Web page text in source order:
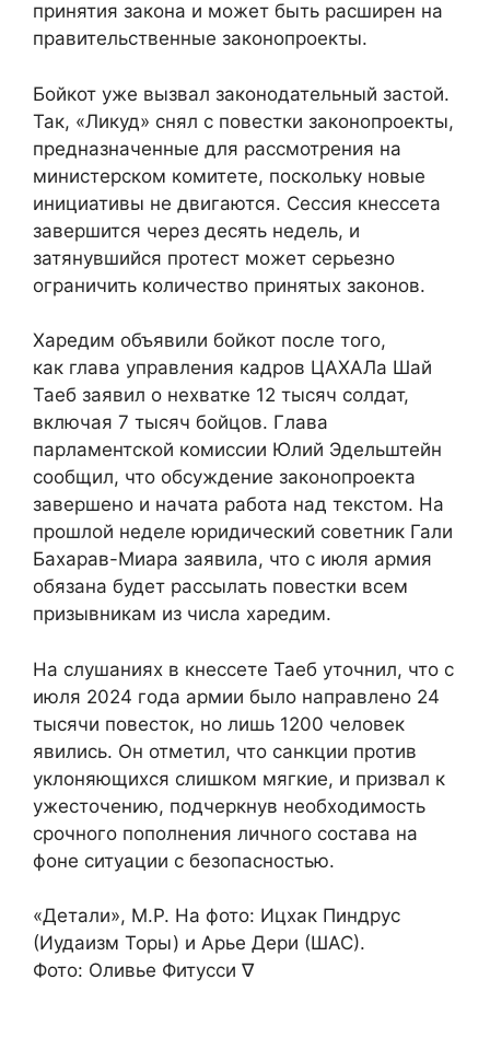
принятия закона и может быть расширен на
правительственные законопроекты.
Бойкот уже вызвал законодательный застой.
Так, «Ликуд» снял с повестки законопроекты,
предназначенные для рассмотрения на
министерском комитете, поскольку новые
инициативы не двигаются. Сессия кнессета
завершится через десять недель, и
затянувшийся протест может серьезно
ограничить количество принятых законов.
Харедим объявили бойкот после того,
как глава управления кадров ЦАХАЛа Шай
Таеб заявил о нехватке 12 тысяч солдат,
включая 7 тысяч бойцов. Глава
парламентской комиссии Юлий Эдельштейн
сообщил, что обсуждение законопроекта
завершено и начата работа над текстом. На
прошлой неделе юридический советник Гали
Бахарав-Миара заявила, что с июля армия
обязана будет рассылать повестки всем
призывникам из числа харедим.
На слушаниях в кнессете Таеб уточнил, что с
июля 2024 года армии было направлено 24
тысячи повесток, но лишь 1200 человек
явились. Он отметил, что санкции против
уклоняющихся слишком мягкие, и призвал к
ужесточению, подчеркнув необходимость
срочного пополнения личного состава на
фоне ситуации с безопасностью.
«Детали», М.Р. На фото: Ицхак Пиндрус
(Иудаизм Торы) и Арье Дери (ШАС).
Фото: Оливье Фитусси ∇